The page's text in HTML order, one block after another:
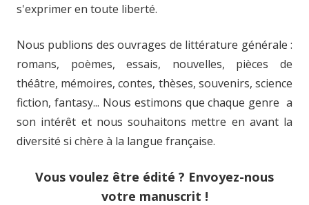
s'exprimer en toute liberté.
Nous publions des ouvrages de littérature générale :
romans, poèmes, essais, nouvelles, pièces de
théâtre, mémoires, contes, thèses, souvenirs, science
fiction, fantasy... Nous estimons que chaque genre a
son intérêt et nous souhaitons mettre en avant la
diversité si chère à la langue française.
Vous voulez être édité ? Envoyez-nous
votre manuscrit !